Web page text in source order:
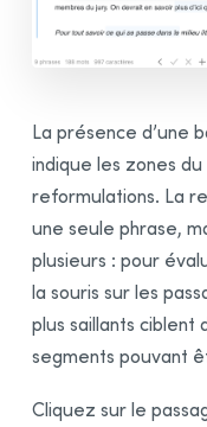
Processus de
Traitement
Ajuster la
Liste des
Analyse
Comprendre
Faciliter la
Répétitions
Tournures
La présence d’une
indique les zones
reformulations. La
une seule phrase,
plusieurs : pour
la souris sur les
plus saillants ciblent
segments pouvant
Cliquez sur le